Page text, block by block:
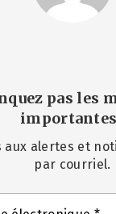
pas les
importantes
aux alertes et
par courriel.